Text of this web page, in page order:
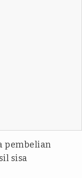
pembelian
sisa